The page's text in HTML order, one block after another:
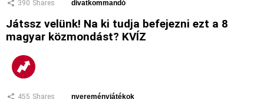
390 Shares divatkommandó
Játssz velünk! Na ki tudja befejezni ezt a 8
magyar közmondást? KVÍZ
455 Shares nyereményjátékok